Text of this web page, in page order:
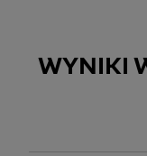
WYNIKI